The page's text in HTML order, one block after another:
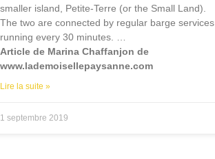
smaller island, Petite-Terre (or the Small Land).
The two are connected by regular barge services
running every 30 minutes. …
Article de Marina Chaffanjon de
www.lademoisellepaysanne.com
Lire la suite »
1 septembre 2019